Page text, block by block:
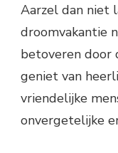
Aarzel dan niet
droomvakantie
betoveren door
geniet van
vriendelijke
onvergetelijke